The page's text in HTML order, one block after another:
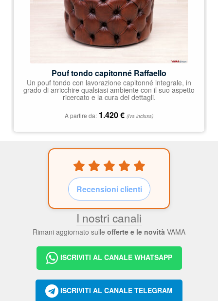
Pouf tondo capitonné Raffaello
Un pouf tondo con lavorazione capitonné integrale, in
grado di arricchire qualsiasi ambiente con il suo aspetto
ricercato e la cura dei dettagli.
A partire da: 1.420€ (Iva inclusa)
Recensioni clienti
I nostri canali
Rimani aggiornato sulle offerte e le novità VAMA
ISCRIVITI AL CANALE WHATSAPP
ISCRIVITI AL CANALE TELEGRAM